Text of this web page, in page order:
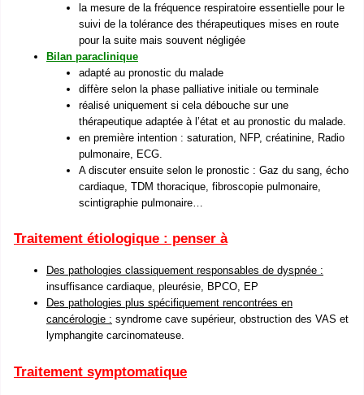
la mesure de la fréquence respiratoire essentielle pour le
suivi de la tolérance des thérapeutiques mises en route
pour la suite mais souvent négligée
Bilan paraclinique
adapté au pronostic du malade
diffère selon la phase palliative initiale ou terminale
réalisé uniquement si cela débouche sur une
thérapeutique adaptée à l’état et au pronostic du malade.
en première intention : saturation, NFP, créatinine, Radio
pulmonaire, ECG.
A discuter ensuite selon le pronostic : Gaz du sang, écho
cardiaque, TDM thoracique, fibroscopie pulmonaire,
scintigraphie pulmonaire…
Traitement étiologique : penser à
Des pathologies classiquement responsables de dyspnée :
insuffisance cardiaque, pleurésie, BPCO, EP
Des pathologies plus spécifiquement rencontrées en
cancérologie : syndrome cave supérieur, obstruction des VAS et
lymphangite carcinomateuse.
Traitement symptomatique